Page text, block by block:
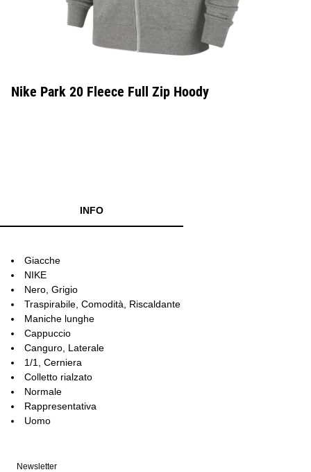
Nike Park 20 Fleece Full Zip Hoody
INFO
Giacche
NIKE
Nero, Grigio
Traspirabile, Comodità, Riscaldante
Maniche lunghe
Cappuccio
Canguro, Laterale
1/1, Cerniera
Colletto rialzato
Normale
Rappresentativa
Uomo
Newsletter